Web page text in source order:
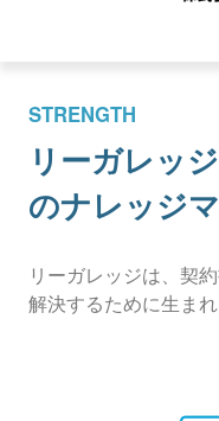
STRENGTH
リーガレッ
のナレッジ
リーガレッジは、契
解決するために生ま